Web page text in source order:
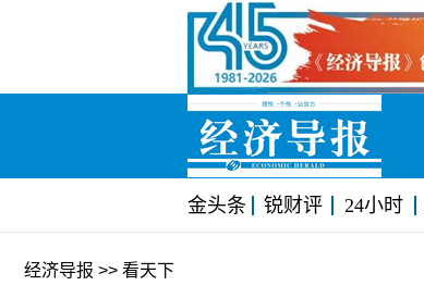
金头条 锐财评 24小时
经济导报 >> 看天下